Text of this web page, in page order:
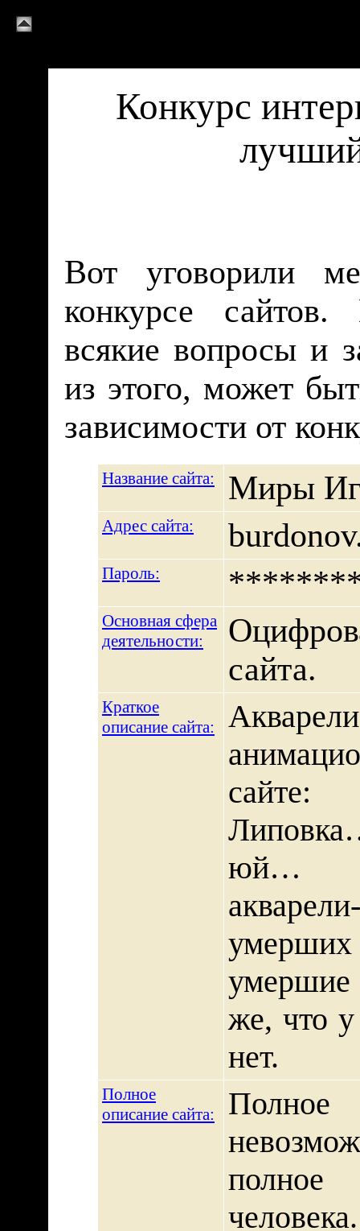
Конкурс
Вот уговорили
конкурсе
всякие вопросы и
из этого, может
зависимости от
Название сайта: Миры
Адрес сайта:
Пароль:
Основная сфера
деятельности:
сайта.
Краткое
описание сайта:
сайте:
юй…
умершие
же, что
нет.
Полное
описание сайта: